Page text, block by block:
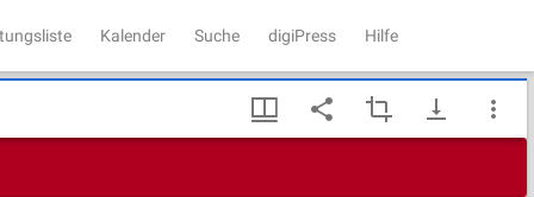
Kalender Suche digiPress Hilfe